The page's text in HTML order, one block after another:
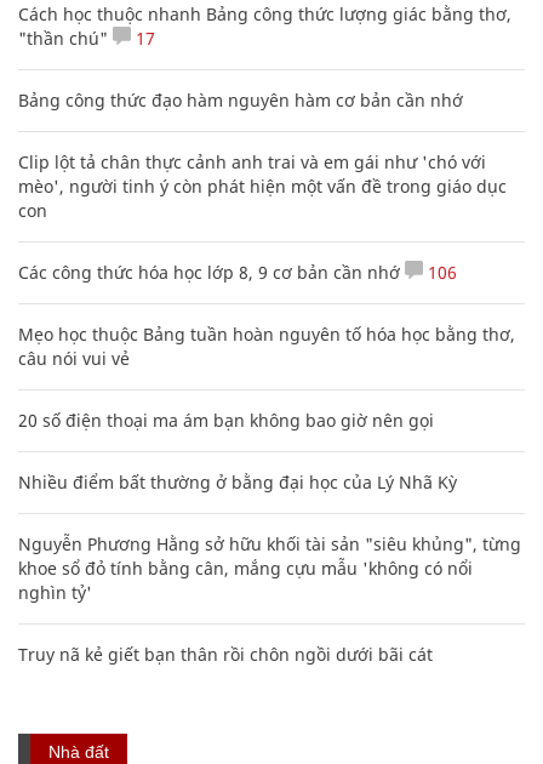
Cách học thuộc nhanh Bảng công thức lượng giác bằng thơ,
"thần chú"
17
Bảng công thức đạo hàm nguyên hàm cơ bản cần nhớ
Clip lột tả chân thực cảnh anh trai và em gái như 'chó với
mèo', người tinh ý còn phát hiện một vấn đề trong giáo dục
con
Các công thức hóa học lớp 8, 9 cơ bản cần nhớ 106
Mẹo học thuộc Bảng tuần hoàn nguyên tố hóa học bằng thơ,
câu nói vui vẻ
20 số điện thoại ma ám bạn không bao giờ nên gọi
Nhiều điểm bất thường ở bằng đại học của Lý Nhã Kỳ
Nguyễn Phương Hằng sở hữu khối tài sản "siêu khủng", từng
khoe sổ đỏ tính bằng cân, mắng cựu mẫu 'không có nổi
nghìn tỷ'
Truy nã kẻ giết bạn thân rồi chôn ngồi dưới bãi cát
Nhà đất